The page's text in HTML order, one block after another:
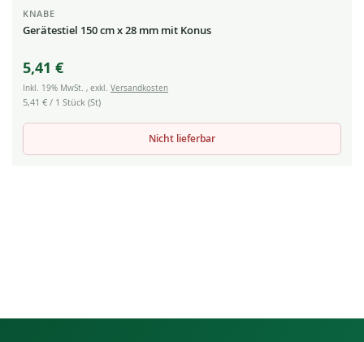
KNABE
Gerätestiel 150 cm x 28 mm mit Konus
5,41 €
Inkl. 19% MwSt. , exkl. Versandkosten
5,41 € / 1 Stück (St)
Nicht lieferbar